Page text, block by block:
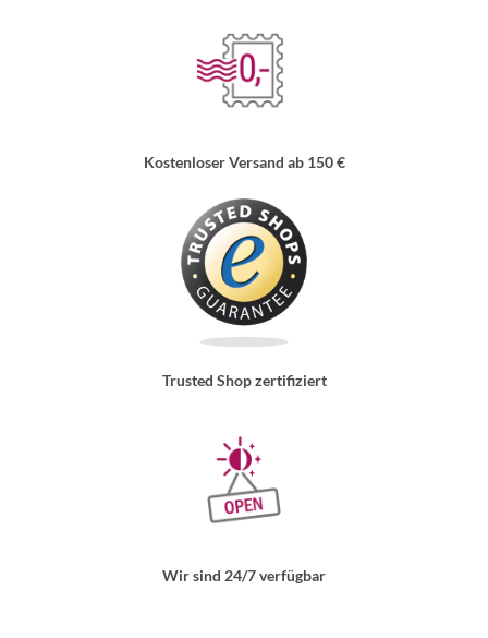
Kostenloser Versand ab 150 €
Trusted Shop zertifiziert
Wir sind 24/7 verfügbar